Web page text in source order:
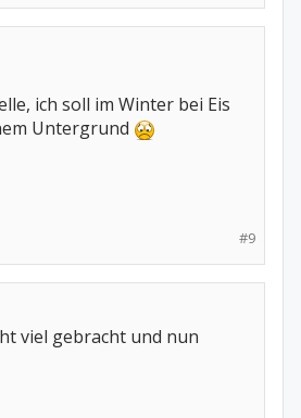
ich soll im Winter bei Eis
Untergrund
#9
viel gebracht und nun